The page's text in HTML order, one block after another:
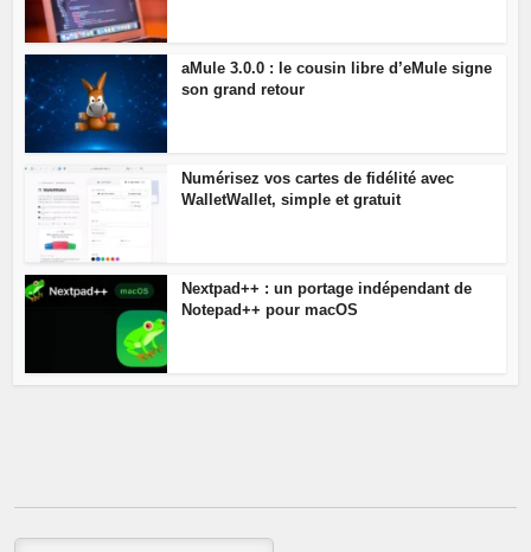
aMule 3.0.0 : le cousin libre d’eMule signe
son grand retour
Numérisez vos cartes de fidélité avec
WalletWallet, simple et gratuit
Nextpad++ : un portage indépendant de
Notepad++ pour macOS